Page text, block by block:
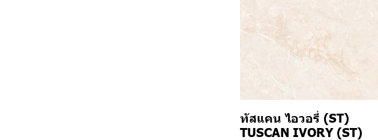
ทัสแคน ไอวอรี่ (ST)
TUSCAN IVORY (ST)